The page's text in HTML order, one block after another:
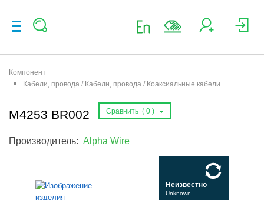
Компонент
Кабели, провода / Кабели, провода / Коаксиальные кабели
M4253 BR002 Сравнить ( 0 )
Производитель: Alpha Wire